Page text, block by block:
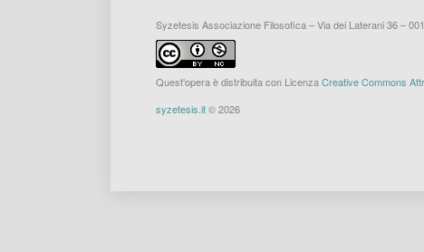
Syzetesis Associazione Filosofica – Via dei Laterani 36 –
Quest'opera è distribuita con LicenzaCreative Commons
syzetesis.it© 2026